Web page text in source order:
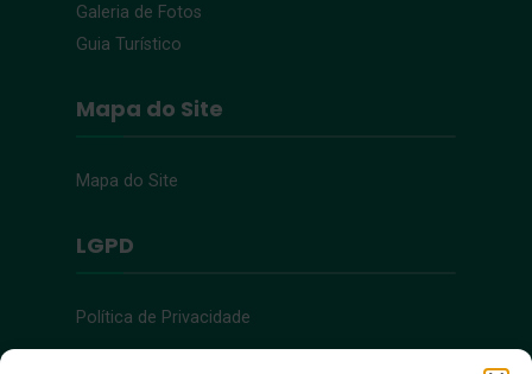
Galeria de Fotos
Guia Turístico
Mapa do Site
Mapa do Site
LGPD
Política de Privacidade